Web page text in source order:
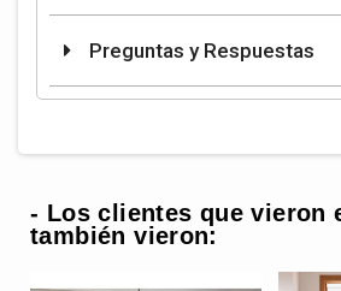
Preguntas y Respuestas
- Los clientes que vieron
también vieron: